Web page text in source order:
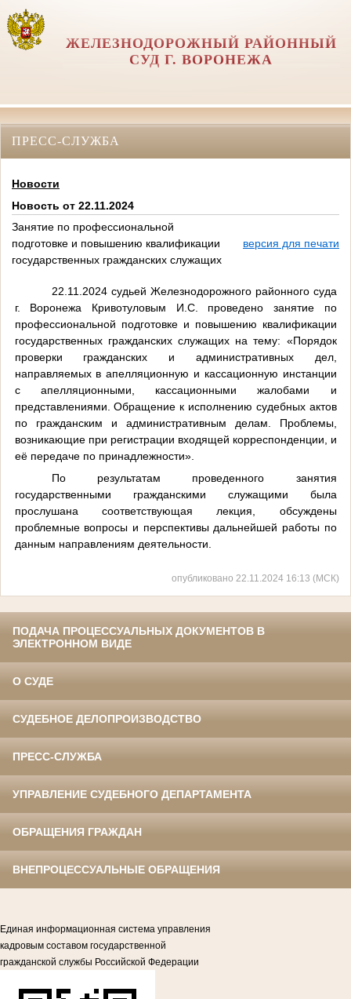
ЖЕЛЕЗНОДОРОЖНЫЙ РАЙОННЫЙ
СУД Г. ВОРОНЕЖА
ПРЕСС-СЛУЖБА
Новости
Новость от 22.11.2024
Занятие по профессиональной
подготовке и повышению квалификации
государственных гражданских служащих
версия для печати
22.11.2024 судьей Железнодорожного районного суда
г. Воронежа Кривотуловым И.С. проведено занятие по
профессиональной подготовке и повышению квалификации
государственных гражданских служащих на тему: «Порядок
проверки гражданских и административных дел,
направляемых в апелляционную и кассационную инстанции
с апелляционными, кассационными жалобами и
представлениями. Обращение к исполнению судебных актов
по гражданским и административным делам. Проблемы,
возникающие при регистрации входящей корреспонденции, и
её передаче по принадлежности».
По результатам проведенного занятия
государственными гражданскими служащими была
прослушана соответствующая лекция, обсуждены
проблемные вопросы и перспективы дальнейшей работы по
данным направлениям деятельности.
опубликовано 22.11.2024 16:13 (МСК)
ПОДАЧА ПРОЦЕССУАЛЬНЫХ ДОКУМЕНТОВ В
ЭЛЕКТРОННОМ ВИДЕ
О СУДЕ
СУДЕБНОЕ ДЕЛОПРОИЗВОДСТВО
ПРЕСС-СЛУЖБА
УПРАВЛЕНИЕ СУДЕБНОГО ДЕПАРТАМЕНТА
ОБРАЩЕНИЯ ГРАЖДАН
ВНЕПРОЦЕССУАЛЬНЫЕ ОБРАЩЕНИЯ
Единая информационная система управления
кадровым составом государственной
гражданской службы Российской Федерации